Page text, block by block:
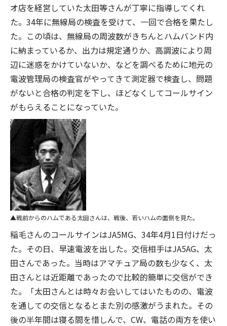
オ店を経営していた太田等さんが丁寧に指導してくれ
た。34年に無線局の検査を受けて、一回で合格を果たし
た。この頃は、無線局の周波数がきちんとハムバンド内
に納まっているか、出力は規定通りか、高調波により周
辺に迷惑をかけていないか、などを調べるために地元の
電波管理局の検査官がやってきて測定器で検査し、問題
がないと合格の判定を下し、ほどなくしてコールサイン
がもらえることになっていた。
戦前からのハムである太田さんは、戦後、若いハムの面倒を見た。
稲毛さんのコールサインはJA5MG、34年4月1日付けだっ
た。その日、早速電波を出した。交信相手はJA5AG、太
田さんであった。当時はアマチュア局の数も少なく、太
田さんとは近距離であったので比較的簡単に交信ができ
た。「太田さんとは時々お会いしてはいたものの、電波
を通しての交信となるとまた別の感激がうまれた。その
後の半年間は寝る間を惜しんで、CW、電話の両方を使い